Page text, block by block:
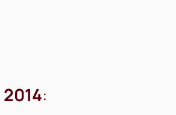
2014: